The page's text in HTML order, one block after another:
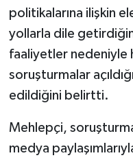
politikalarına ilişkin
yollarla dile
faaliyetler nedeniyle
soruşturmalar
edildiğini belirtti.
Mehlepçi,
medya